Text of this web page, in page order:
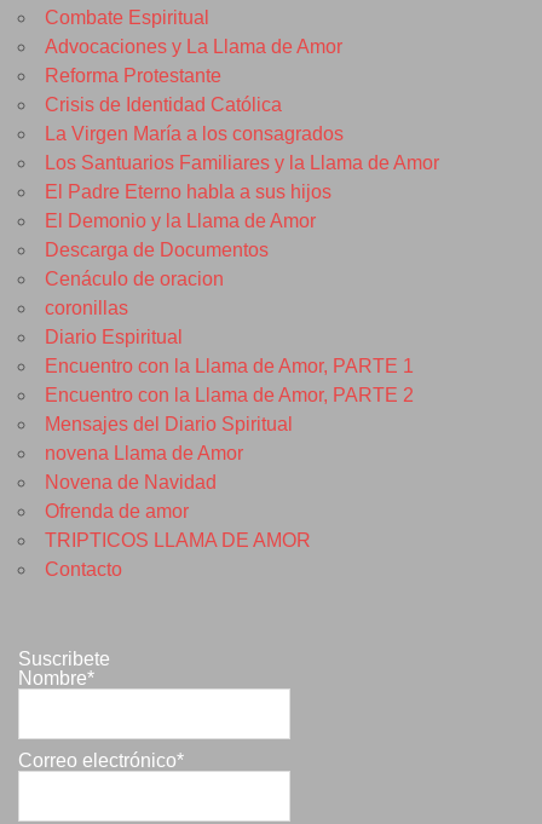
Combate Espiritual
Advocaciones y La Llama de Amor
Reforma Protestante
Crisis de Identidad Católica
La Virgen María a los consagrados
Los Santuarios Familiares y la Llama de Amor
El Padre Eterno habla a sus hijos
El Demonio y la Llama de Amor
Descarga de Documentos
Cenáculo de oracion
coronillas
Diario Espiritual
Encuentro con la Llama de Amor, PARTE 1
Encuentro con la Llama de Amor, PARTE 2
Mensajes del Diario Spiritual
novena Llama de Amor
Novena de Navidad
Ofrenda de amor
TRIPTICOS LLAMA DE AMOR
Contacto
Suscribete
Nombre*
Correo electrónico*